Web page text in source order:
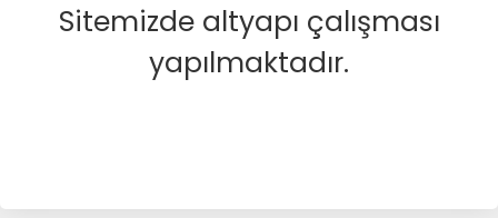
Sitemizde altyapı çalışması
yapılmaktadır.